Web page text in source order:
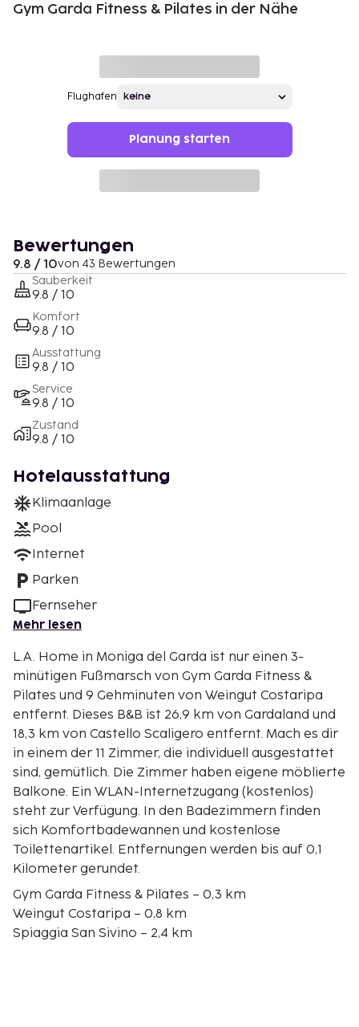
Gym Garda Fitness & Pilates in der Nähe
Flughafen
Planung starten
Bewertungen
9.8 / 10von 43 Bewertungen
Sauberkeit
9.8 / 10
Komfort
9.8 / 10
Ausstattung
9.8 / 10
Service
9.8 / 10
Zustand
9.8 / 10
Hotelausstattung
Klimaanlage
Pool
Internet
Parken
Fernseher
Mehr lesen
L.A. Home in Moniga del Garda ist nur einen 3-
minütigen Fußmarsch von Gym Garda Fitness &
Pilates und 9 Gehminuten von Weingut Costaripa
entfernt. Dieses B&B ist 26,9 km von Gardaland und
18,3 km von Castello Scaligero entfernt. Mach es dir
in einem der 11 Zimmer, die individuell ausgestattet
sind, gemütlich. Die Zimmer haben eigene möblierte
Balkone. Ein WLAN-Internetzugang (kostenlos)
steht zur Verfügung. In den Badezimmern finden
sich Komfortbadewannen und kostenlose
Toilettenartikel. Entfernungen werden bis auf 0,1
Kilometer gerundet.
Gym Garda Fitness & Pilates – 0,3 km
Weingut Costaripa – 0,8 km
Spiaggia San Sivino – 2,4 km